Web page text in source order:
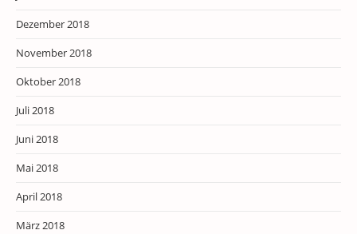
Dezember 2018
November 2018
Oktober 2018
Juli 2018
Juni 2018
Mai 2018
April 2018
März 2018